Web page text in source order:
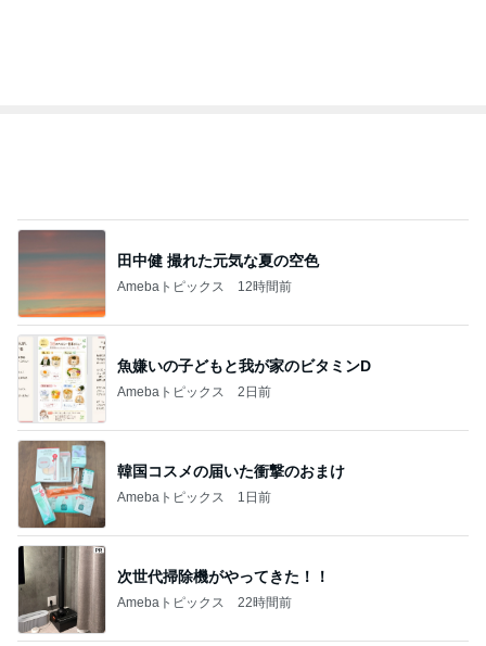
田中健 撮れた元気な夏の空色
Amebaトピックス 12時間前
魚嫌いの子どもと我が家のビタミンD
Amebaトピックス 2日前
韓国コスメの届いた衝撃のおまけ
Amebaトピックス 1日前
次世代掃除機がやってきた！！
Amebaトピックス 22時間前